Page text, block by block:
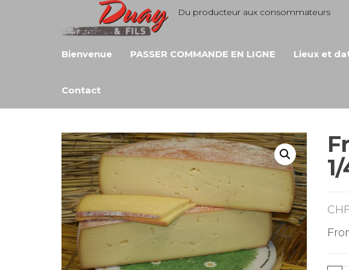
Du producteur aux consommateurs
Bienvenue PASSER COMMANDE EN LIGNE Lieux et
Contact